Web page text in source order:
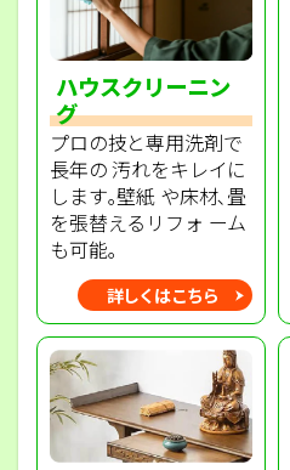
ハウスクリーニン
グ
プロの技と専用洗剤で
長年の 汚れをキレイに
します｡壁紙 や床材､畳
を張替えるリフォ ーム
も可能｡
詳しくはこちら